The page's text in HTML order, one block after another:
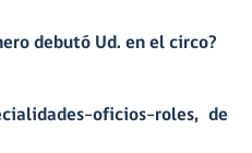
debutó Ud. en el circo?
oficios-roles, de